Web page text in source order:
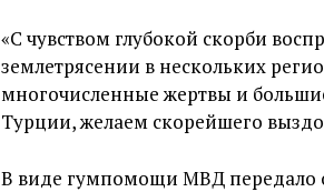
«С чувством глубокой скорби
землетрясении в нескольких
многочисленные жертвы и
Турции, желаем скорейшего
В виде гумпомощи МВД передало